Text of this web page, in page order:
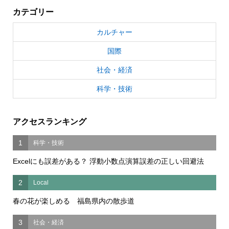
カテゴリー
カルチャー
国際
社会・経済
科学・技術
アクセスランキング
1 科学・技術
Excelにも誤差がある？ 浮動小数点演算誤差の正しい回避法
2 Local
春の花が楽しめる 福島県内の散歩道
3 社会・経済